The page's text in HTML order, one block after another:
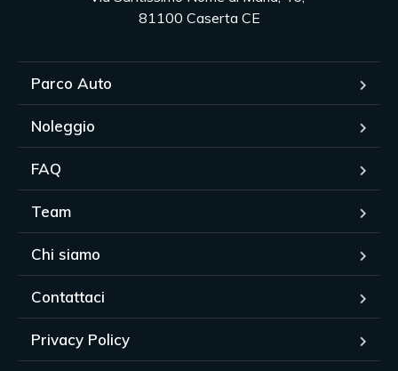
81100 Caserta CE
Parco Auto
Noleggio
FAQ
Team
Chi siamo
Contattaci
Privacy Policy